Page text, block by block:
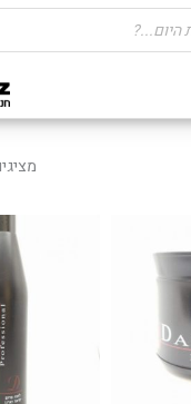
מציגים